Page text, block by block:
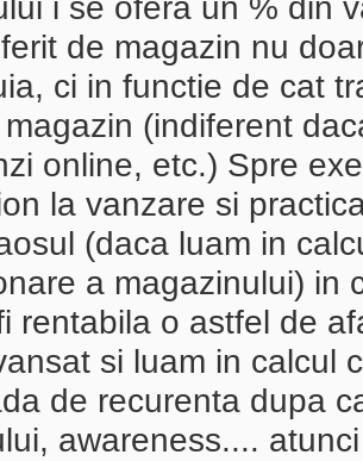
de magazin nu
ci in functie de cat
(indiferent
online, etc.) Spre
la vanzare si
(daca luam in
a magazinului) in
rentabila o astfel de
si luam in calcul
de recurenta dupa
awareness....